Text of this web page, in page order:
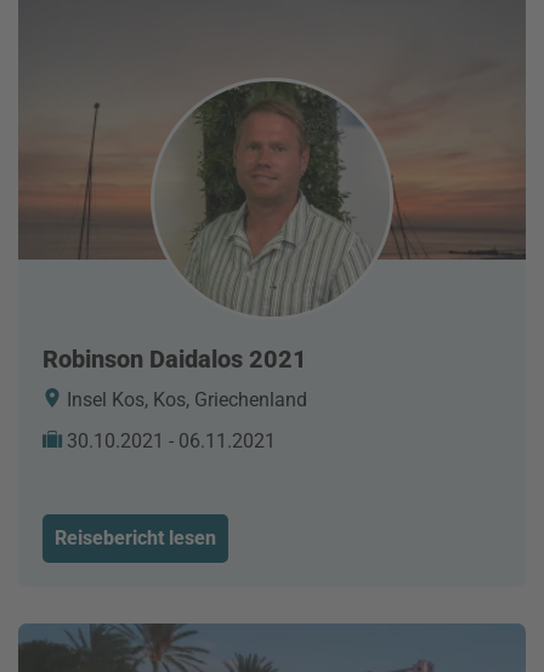
Robinson Daidalos 2021
Insel Kos, Kos, Griechenland
30.10.2021 - 06.11.2021
Reisebericht lesen